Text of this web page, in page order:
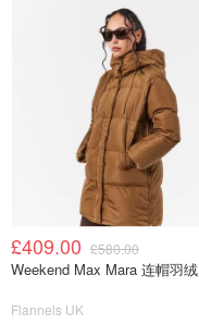
£409.00 £580.00
Weekend Max Mara 连帽羽
Flannels UK